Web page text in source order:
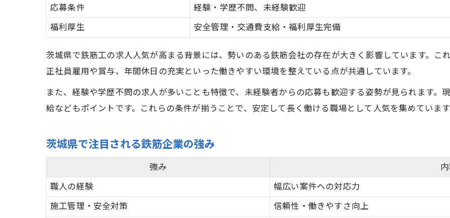
応募条件
経験・学歴不問、未経験歓迎
福利厚生
安全管理・交通費支給・福利厚生完備
茨城県で鉄筋工の求人人気が高まる背景には、勢いのある鉄筋会社の存在が大きく影響しています。こ
正社員雇用や賞与、年間休日の充実といった働きやすい環境を整えている点が共通しています。
また、経験や学歴不問の求人が多いことも特徴で、未経験者からの応募も歓迎する姿勢が見られます。
給などもポイントです。これらの条件が揃うことで、安定して長く働ける職場として人気を集めていま
茨城県で注目される鉄筋企業の強み
強み
職人の経験
幅広い案件への対応力
施工管理・安全対策
信頼性・働きやすさ向上